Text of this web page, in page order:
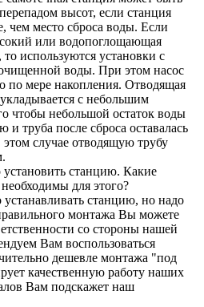
высот, если станция
чем место сброса воды. Если
или водопоглощающая
используются установки с
воды. При этом насос
по мере накопления. Отводящая
с небольшим
чтобы небольшой остаток воды
и труба после сброса оставалась
случае отводящую трубу
установить станцию. Какие
для этого?
станцию, но надо
монтажа Вы можете
со стороны нашей
Вам воспользоваться
дешевле монтажа "под
качественную работу наших
Вам подскажет наш